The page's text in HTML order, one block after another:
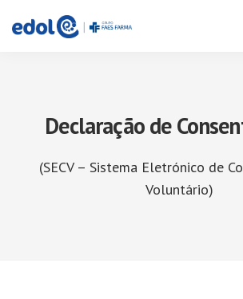
Declaração de
(SECV – Sistema Eletrónico de
Voluntário)